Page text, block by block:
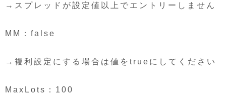
→スプレッドが設定値以上でエントリーしません
MM：false
→複利設定にする場合は値をtrueにしてください
MaxLots：100